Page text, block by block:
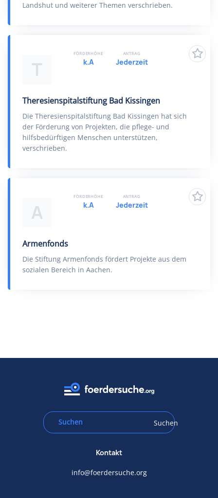
Landshut und weiterer Themen verschrieben.
T
Theresienspitalstiftung Bad Kissingen
Die Theresienspitalstiftung Bad Kissingen hat sich
der Förderung von Projekten, die pflege- und
hilfsbedürftigen Menschen unterstützen,
verschrieben.
FÖRDERHÖHE
k.A
ANTRAG
Jederzeit
A
Armenfonds
Die Stiftung Armenfonds fördert Projekte aus dem
sozialen Bereich in Aachen.
FÖRDERHÖHE
k.A
ANTRAG
Jederzeit
Suchen
Kontakt
info@foerdersuche.org